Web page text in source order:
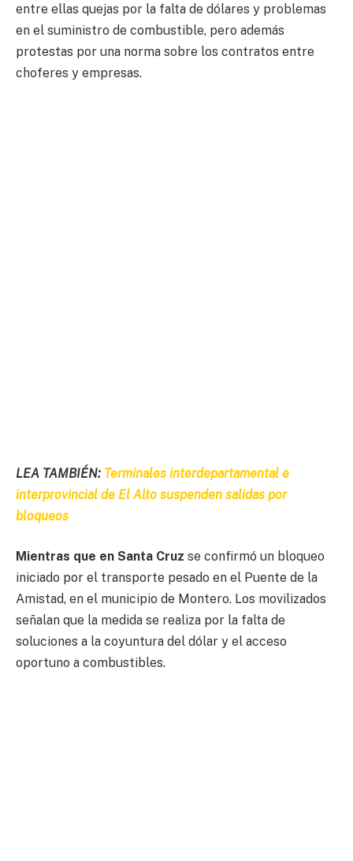
entre ellas quejas por la falta de dólares y problemas
en el suministro de combustible, pero además
protestas por una norma sobre los contratos entre
choferes y empresas.
LEA TAMBIÉN: Terminales interdepartamental e
interprovincial de El Alto suspenden salidas por
bloqueos
Mientras que en Santa Cruz se confirmó un bloqueo
iniciado por el transporte pesado en el Puente de la
Amistad, en el municipio de Montero. Los movilizados
señalan que la medida se realiza por la falta de
soluciones a la coyuntura del dólar y el acceso
oportuno a combustibles.